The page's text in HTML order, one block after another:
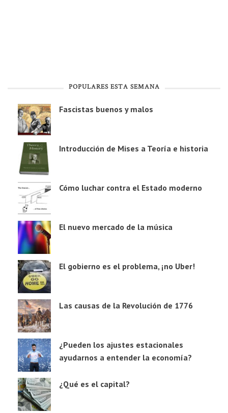
POPULARES ESTA SEMANA
Fascistas buenos y malos
Introducción de Mises a Teoría e historia
Cómo luchar contra el Estado moderno
El nuevo mercado de la música
El gobierno es el problema, ¡no Uber!
Las causas de la Revolución de 1776
¿Pueden los ajustes estacionales
ayudarnos a entender la economía?
¿Qué es el capital?